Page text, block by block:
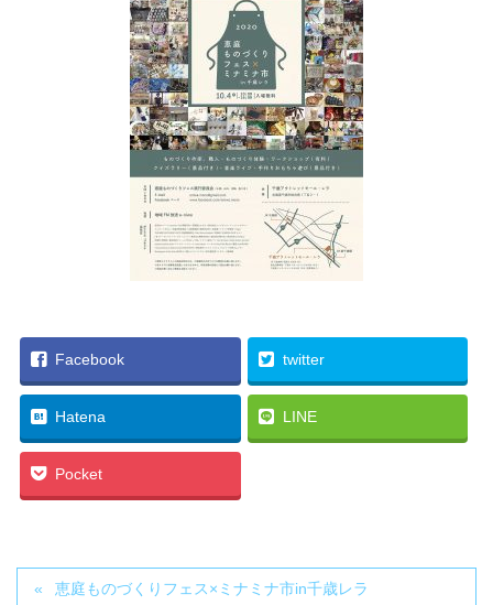
Facebook twitter
Hatena LINE
Pocket
恵庭ものづくりフェス×ミナミナ市in千歳レラ